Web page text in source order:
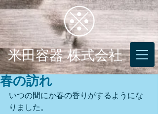
米田容器 株式会社
春の訪れ
いつの間にか春の香りがするようにな
りました。